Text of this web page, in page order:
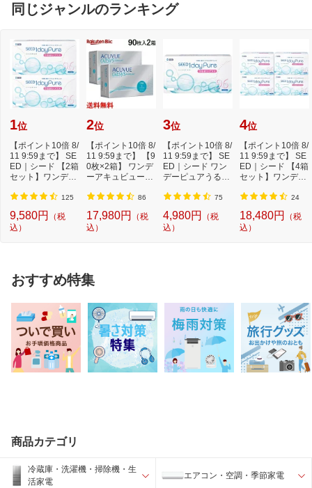
ください
おそれがあります）
（4）1包を分割した残りを服用する場合
には、袋の口を折り返して保管し、2日
以内に服用してください
（5）使用期限（外箱に記載）をすぎた
お問い合わせ先1
佐藤製薬株式会社 お客様相談窓口
TEL:03-5412-7393
受付時間：9：00〜17：00（土、日、祝
日を除く）
同じジャンルのランキング
1位
【ポイント10倍 8/
11 9:59まで】 SE
ED｜シード 【2箱
セット】ワンデー
125
9,580円
（税
込）
2位
【ポイント10倍 8/
11 9:59まで】 【9
0枚×2箱】 ワンデ
ーアキュビューオ
86
17,980円
（税
込）
3位
【ポイント10倍 8/
11 9:59まで】 SE
ED｜シード ワン
デーピュアうるお
75
4,980円
（税
込）
4位
【ポイント10倍 8/
11 9:59まで】 SE
ED｜シード 【4箱
セット】ワンデー
24
18,480円
（税
込）
おすすめ特集
商品カテゴリ
冷蔵庫・洗濯機・掃除機・生
活家電
エアコン・空調・季節家電